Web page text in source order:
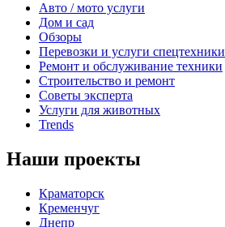
Авто / мото услуги
Дом и сад
Обзоры
Перевозки и услуги спецтехники
Ремонт и обслуживание техники
Строительство и ремонт
Советы эксперта
Услуги для животных
Trends
Наши проекты
Краматорск
Кременчуг
Днепр